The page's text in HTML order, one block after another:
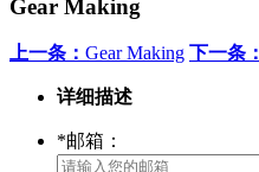
Gear Making
上一条： Gear Making 下一条：
详细描述
*邮箱：